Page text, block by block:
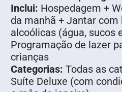
Inclui: Hospedagem +
da manhã + Jantar com
alcoólicas (água, sucos
Programação de lazer
crianças
Categorias: Todas as
Suíte Deluxe (com